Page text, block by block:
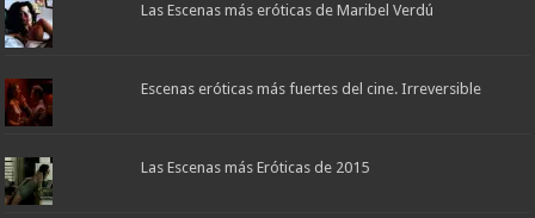
Las Escenas más eróticas de Maribel Verdú
Escenas eróticas más fuertes del cine. Irreversible
Las Escenas más Eróticas de 2015